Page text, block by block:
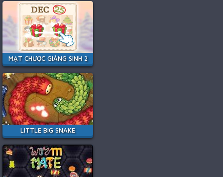
MẠT CHƯỢC GIÁNG SINH 2
LITTLE BIG SNAKE